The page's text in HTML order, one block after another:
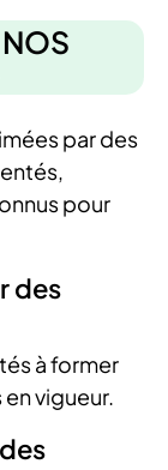
par des
pour
des
à former
vigueur.